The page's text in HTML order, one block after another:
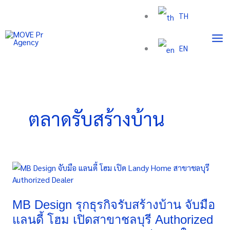
content
TH
EN
ตลาดรับสร้างบ้าน
MB Design รุกธุรกิจรับสร้างบ้าน จับมือ
แลนดี้ โฮม เปิดสาขาชลบุรี Authorized
MB
Design
ธุรกิจ
รับ
สร้าง